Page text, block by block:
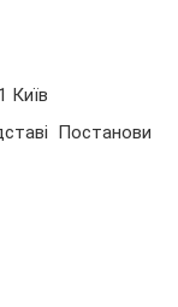
Київ
Постанови